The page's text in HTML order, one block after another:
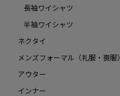
長袖ワイシャツ
半袖ワイシャツ
ネクタイ
メンズフォーマル（礼服・喪服）
アウター
インナー